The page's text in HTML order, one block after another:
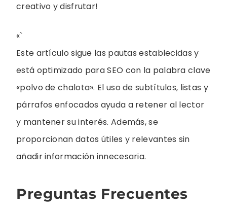
creativo y disfrutar!
«`
Este artículo sigue las pautas establecidas y
está optimizado para SEO con la palabra clave
«polvo de chalota». El uso de subtítulos, listas y
párrafos enfocados ayuda a retener al lector
y mantener su interés. Además, se
proporcionan datos útiles y relevantes sin
añadir información innecesaria.
Preguntas Frecuentes